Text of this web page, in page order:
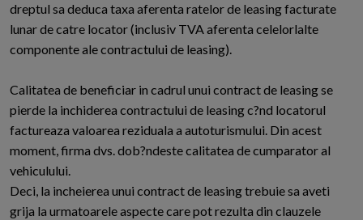
dreptul sa deduca taxa aferenta ratelor de leasing facturate
lunar de catre locator (inclusiv TVA aferenta celelorlalte
componente ale contractului de leasing).
Calitatea de beneficiar in cadrul unui contract de leasing se
pierde la inchiderea contractului de leasing c?nd locatorul
factureaza valoarea reziduala a autoturismului. Din acest
moment, firma dvs. dob?ndeste calitatea de cumparator al
vehiculului.
Deci, la incheierea unui contract de leasing trebuie sa aveti
grija la urmatoarele aspecte care pot rezulta din clauzele